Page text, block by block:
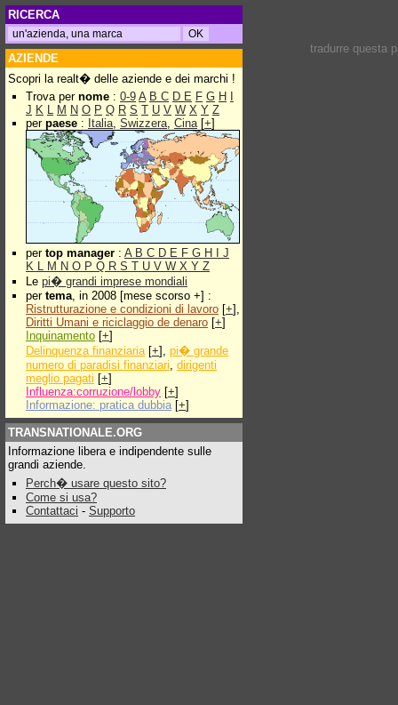
RICERCA
AZIENDE
Scopri la realt� delle aziende e dei marchi !
Trova per nome : 0-9 A B C D E F G H
J K L M N O P Q R S T U V W X Y Z
per paese : Italia, Swizzera, Cina[+]
per top manager : A B C D E F G H
J
K L M N O P Q R S T U V W X Y Z
Le pi� grandi imprese mondiali
per tema, in 2008 [mese scorso +] :
Ristrutturazione e condizioni di lavoro [+],
Diritti Umani e riciclaggio de denaro [+]
Inquinamento [+]
Delinquenza finanziaria[+], pi� grande
numero di paradisi finanziari, dirigenti
meglio pagati [+]
Influenza:corruzione/lobby [+]
Informazione: pratica dubbia [+]
TRANSNATIONALE.ORG
Informazione libera e indipendente sulle
grandi aziende.
Perch� usare questo sito?
Come si usa?
Contattaci - Supporto
tradurre questa